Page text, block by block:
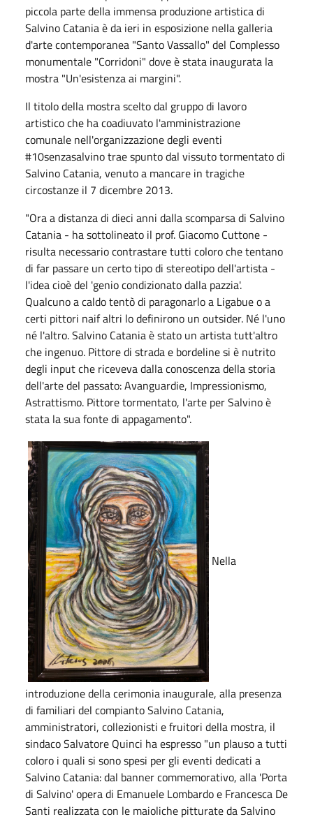
piccola parte della immensa produzione artistica di
Salvino Catania è da ieri in esposizione nella galleria
d'arte contemporanea "Santo Vassallo" del Complesso
monumentale "Corridoni" dove è stata inaugurata la
mostra "Un'esistenza ai margini".
Il titolo della mostra scelto dal gruppo di lavoro
artistico che ha coadiuvato l'amministrazione
comunale nell'organizzazione degli eventi
#10senzasalvino trae spunto dal vissuto tormentato di
Salvino Catania, venuto a mancare in tragiche
circostanze il 7 dicembre 2013.
"Ora a distanza di dieci anni dalla scomparsa di Salvino
Catania - ha sottolineato il prof. Giacomo Cuttone -
risulta necessario contrastare tutti coloro che tentano
di far passare un certo tipo di stereotipo dell'artista -
l'idea cioè del 'genio condizionato dalla pazzia'.
Qualcuno a caldo tentò di paragonarlo a Ligabue o a
certi pittori naif altri lo definirono un outsider. Né l'uno
né l'altro. Salvino Catania è stato un artista tutt'altro
che ingenuo. Pittore di strada e bordeline si è nutrito
degli input che riceveva dalla conoscenza della storia
dell'arte del passato: Avanguardie, Impressionismo,
Astrattismo. Pittore tormentato, l'arte per Salvino è
stata la sua fonte di appagamento".
Nella
introduzione della cerimonia inaugurale, alla presenza
di familiari del compianto Salvino Catania,
amministratori, collezionisti e fruitori della mostra, il
sindaco Salvatore Quinci ha espresso "un plauso a tutti
coloro i quali si sono spesi per gli eventi dedicati a
Salvino Catania: dal banner commemorativo, alla 'Porta
di Salvino' opera di Emanuele Lombardo e Francesca De
Santi realizzata con le maioliche pitturate da Salvino